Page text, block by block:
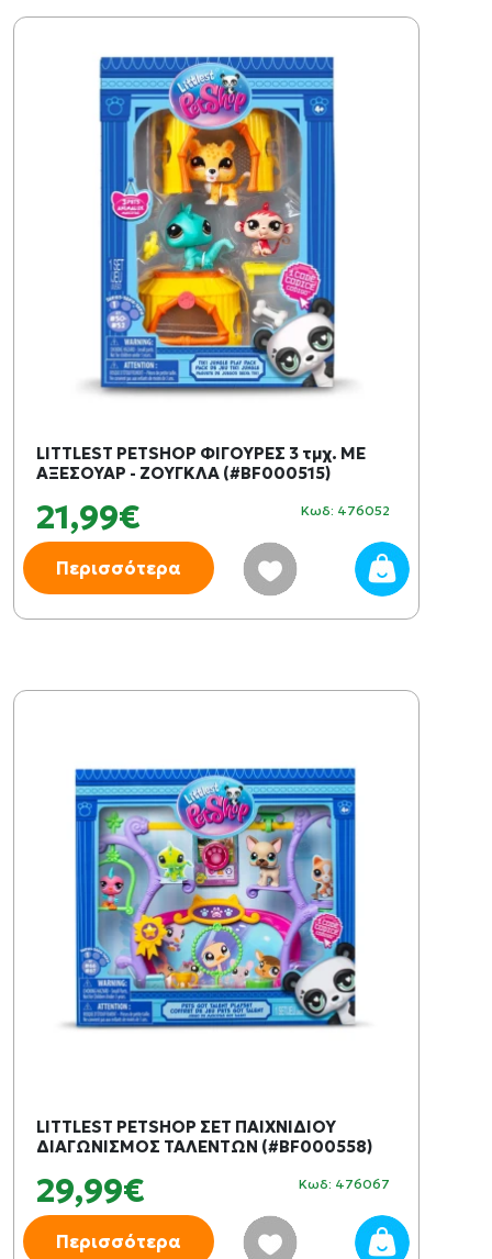
LITTLEST PETSHOP ΦΙΓΟΥΡΕΣ 3 τμχ. ΜΕ
ΑΞΕΣΟΥΑΡ - ΖΟΥΓΚΛΑ (#BF000515)
21,99€ Κωδ: 476052
Περισσότερα
LITTLEST PETSHOP ΣΕΤ ΠΑΙΧΝΙΔΙΟΥ
ΔΙΑΓΩΝΙΣΜΟΣ ΤΑΛΕΝΤΩΝ (#BF000558)
29,99€ Κωδ: 476067
Περισσότερα